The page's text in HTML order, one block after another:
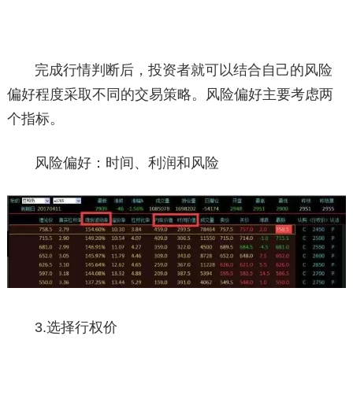
完成行情判断后，投资者就可以结合自己的风险
偏好程度采取不同的交易策略。风险偏好主要考虑两
个指标。
风险偏好：时间、利润和风险
3.选择行权价